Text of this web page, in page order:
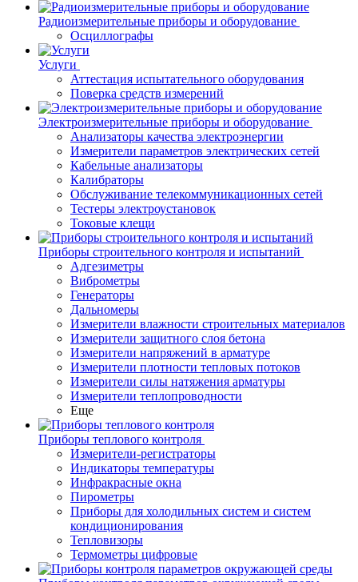
Радиоизмерительные приборы и оборудование
Осциллографы
Услуги
Аттестация испытательного оборудования
Поверка средств измерений
Электроизмерительные приборы и оборудование
Анализаторы качества электроэнергии
Измерители параметров электрических сетей
Кабельные анализаторы
Калибраторы
Обслуживание телекоммуникационных сетей
Тестеры электроустановок
Токовые клещи
Приборы строительного контроля и испытаний
Адгезиметры
Виброметры
Генераторы
Дальномеры
Измерители влажности строительных материалов
Измерители защитного слоя бетона
Измерители напряжений в арматуре
Измерители плотности тепловых потоков
Измерители силы натяжения арматуры
Измерители теплопроводности
Еще
Приборы теплового контроля
Измерители-регистраторы
Индикаторы температуры
Инфракрасные окна
Пирометры
Приборы для холодильных систем и систем
кондиционирования
Тепловизоры
Термометры цифровые